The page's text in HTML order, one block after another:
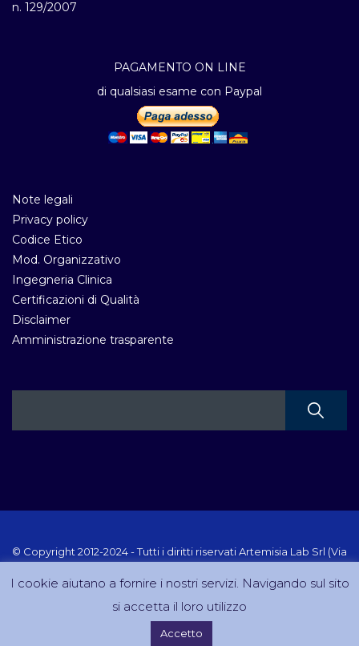
n. 129/2007
PAGAMENTO ON LINE
di qualsiasi esame con Paypal
Note legali
Privacy policy
Codice Etico
Mod. Organizzativo
Ingegneria Clinica
Certificazioni di Qualità
Disclaimer
Amministrazione trasparente
© Copyright 2012-2024 - Tutti i diritti riservati Artemisia Lab Srl (Via
DreamCom.it
I cookie aiutano a fornire i nostri servizi. Navigando sul sito
si accetta il loro utilizzo
Accetto